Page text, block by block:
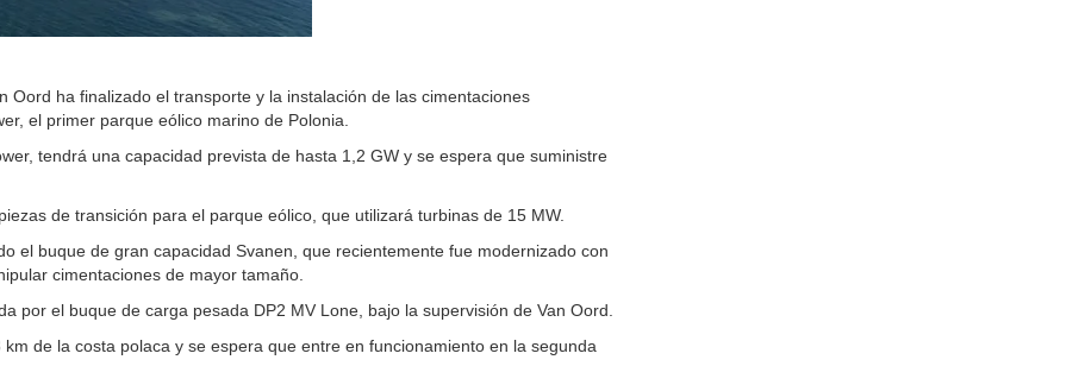
Oord ha finalizado el transporte y la instalación de las cimentaciones
el primer parque eólico marino de Polonia.
tendrá una capacidad prevista de hasta 1,2 GW y se espera que suministre
de transición para el parque eólico, que utilizará turbinas de 15 MW.
el buque de gran capacidad Svanen, que recientemente fue modernizado con
cimentaciones de mayor tamaño.
por el buque de carga pesada DP2 MV Lone, bajo la supervisión de Van Oord.
de la costa polaca y se espera que entre en funcionamiento en la segunda